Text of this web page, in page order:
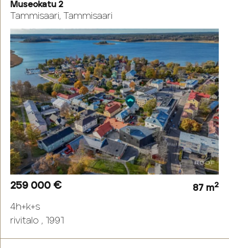
Museokatu 2
Tammisaari, Tammisaari
259 000 € 87 m2
4h+k+s
rivitalo , 1991